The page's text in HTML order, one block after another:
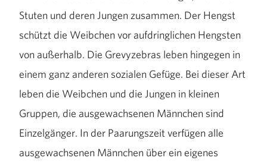
Stuten und deren Jungen zusammen. Der Hengst
schützt die Weibchen vor aufdringlichen Hengsten
von außerhalb. Die Grevyzebras leben hingegen in
einem ganz anderen sozialen Gefüge. Bei dieser Art
leben die Weibchen und die Jungen in kleinen
Gruppen, die ausgewachsenen Männchen sind
Einzelgänger. In der Paarungszeit verfügen alle
ausgewachsenen Männchen über ein eigenes